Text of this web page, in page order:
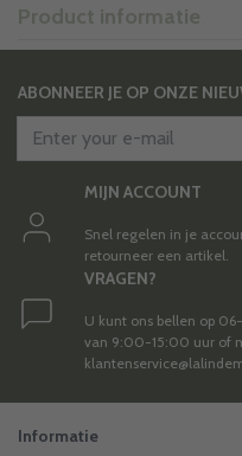
Product informatie
ABONNEER JE OP ONZE
MIJN ACCOUNT
Snel regelen in je
retourneer een artikel.
VRAGEN?
U kunt ons bellen op
van 9:00-15:00 uur of
Informatie